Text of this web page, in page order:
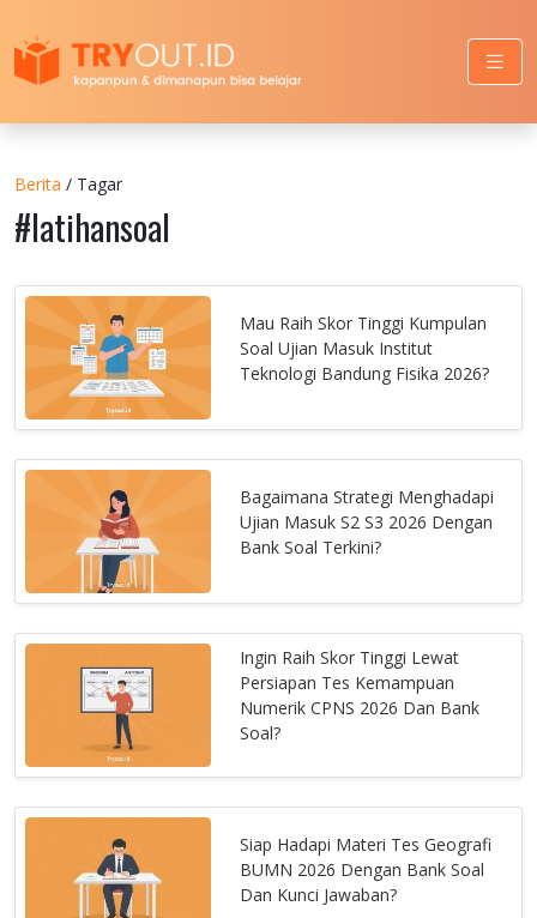
Berita / Tagar
#latihansoal
Mau Raih Skor Tinggi Kumpulan
Soal Ujian Masuk Institut
Teknologi Bandung Fisika 2026?
Bagaimana Strategi Menghadapi
Ujian Masuk S2 S3 2026 Dengan
Bank Soal Terkini?
Ingin Raih Skor Tinggi Lewat
Persiapan Tes Kemampuan
Numerik CPNS 2026 Dan Bank
Soal?
Siap Hadapi Materi Tes Geografi
BUMN 2026 Dengan Bank Soal
Dan Kunci Jawaban?